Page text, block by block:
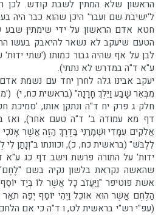
הראשון שלא המתין לשבת קודש. לכן
ל'ישיבת שם ועבר' היכן שהוא כבר היה
חטא אדם הראשון על ידי שימתין שבע
הטעם שיעקב לא נשאר להיאבק בעשו
לבן על אף שהיה גבור כמותו ('שתי
ע"א ד"ה במדרש לא נתתי).
יעקב אבינו גלה לחרן יחד עם נשמת
מִבְּאֵר שָׁבַע וַיֵּלֶךְ חָרָנָה" (בראשית כח, י)
חלק ג פרק יח ד"ה ונתקן אותו, 'סמיכת
דף מא עמודה ב' ד"ה טעם אחר), ואז
אֱלֹקִים עִמָּדִי וּשְׁמָרַנִי בַּדֶּרֶךְ הַזֶּה אֲשֶׁר אָנֹכִי
לִלְבֹּשׁ" (בראשית כח, כ), וכוונתו ב"וְנָתַן
ידות' על התורה פרשת וישב דף כג ע"א
שהאשה נקראת בלשון נקיה בשם
אשת פוטיפר "וַיַּעֲזֹב כָּל אֲשֶׁר לוֹ בְּיַד
הַלֶּחֶם אֲשֶׁר הוּא אוֹכֵל וַיְהִי יוֹסֵף יְפֵה
(עפ"י רש"י בראשית לט, ו ד"ה כי אם